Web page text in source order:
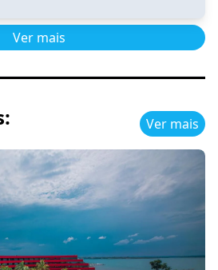
Horário de Ônibus 0.039
Real e Itinerário (2026) Ver
Ver mais
Ver mais